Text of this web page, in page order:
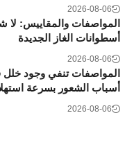
2026-08-06
المواصفات والمقاييس: لا
أسطوانات الغاز الجديدة
2026-08-06
المواصفات تنفي وجود خلل
أسباب الشعور بسرعة
2026-08-06